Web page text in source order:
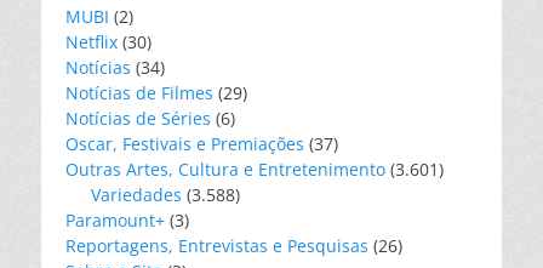
MUBI (2)
Netflix (30)
Notícias (34)
Notícias de Filmes (29)
Notícias de Séries (6)
Oscar, Festivais e Premiações (37)
Outras Artes, Cultura e Entretenimento (3.601)
Variedades (3.588)
Paramount+ (3)
Reportagens, Entrevistas e Pesquisas (26)